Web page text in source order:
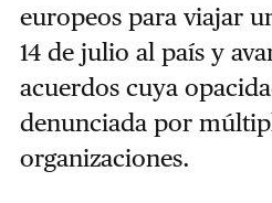
europeos para viajar
14 de julio al país y
acuerdos cuya
denunciada por
organizaciones.